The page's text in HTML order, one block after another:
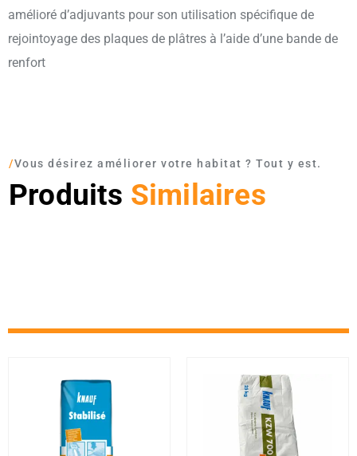
amélioré d’adjuvants pour son utilisation spécifique de
rejointoyage des plaques de plâtres à l’aide d’une bande de
renfort
/Vous désirez améliorer votre habitat ? Tout y est.
Produits Similaires